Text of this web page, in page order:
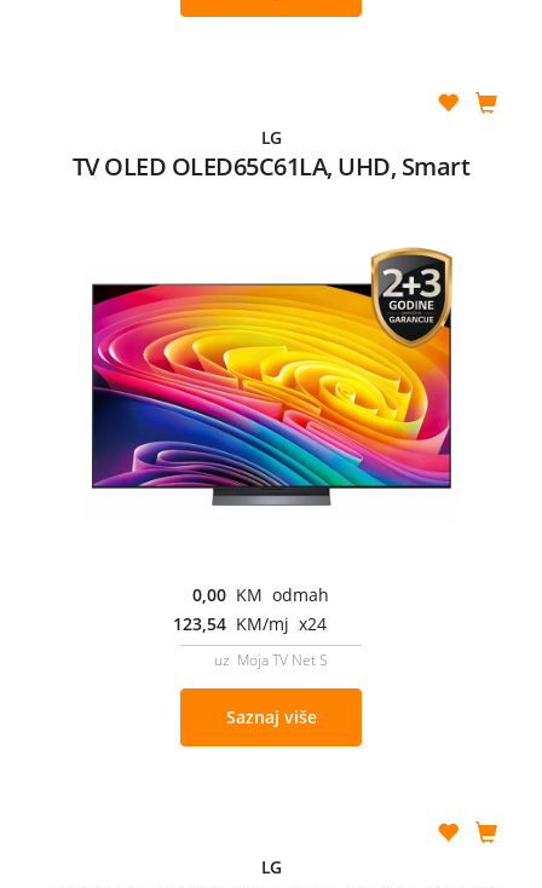
LG
TV OLED OLED65C61LA, UHD, Smart
0,00 KM odmah
123,54 KM/mj x24
uz Moja TV Net S
Saznaj više
LG